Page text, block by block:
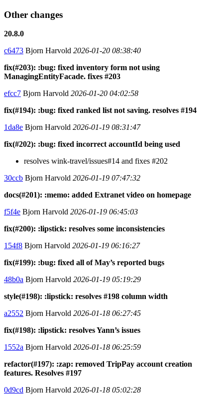
Other changes
20.8.0
c6473 Bjorn Harvold 2026-01-20 08:38:40
fix(#203): :bug: fixed inventory form not using
ManagingEntityFacade. fixes #203
efcc7 Bjorn Harvold 2026-01-20 04:02:58
fix(#194): :bug: fixed ranked list not saving. resolves #194
1da8e Bjorn Harvold 2026-01-19 08:31:47
fix(#202): :bug: fixed incorrect accountId being used
resolves wink-travel/issues#14 and fixes #202
30ccb Bjorn Harvold 2026-01-19 07:47:32
docs(#201): :memo: added Extranet video on homepage
f5f4e Bjorn Harvold 2026-01-19 06:45:03
fix(#200): :lipstick: resolves some inconsistencies
154f8 Bjorn Harvold 2026-01-19 06:16:27
fix(#199): :bug: fixed all of May’s reported bugs
48b0a Bjorn Harvold 2026-01-19 05:19:29
style(#198): :lipstick: resolves #198 column width
a2552 Bjorn Harvold 2026-01-18 06:27:45
fix(#198): :lipstick: resolves Yann’s issues
1552a Bjorn Harvold 2026-01-18 06:25:59
refactor(#197): :zap: removed TripPay account creation
features. Resolves #197
0d9cd Bjorn Harvold 2026-01-18 05:02:28